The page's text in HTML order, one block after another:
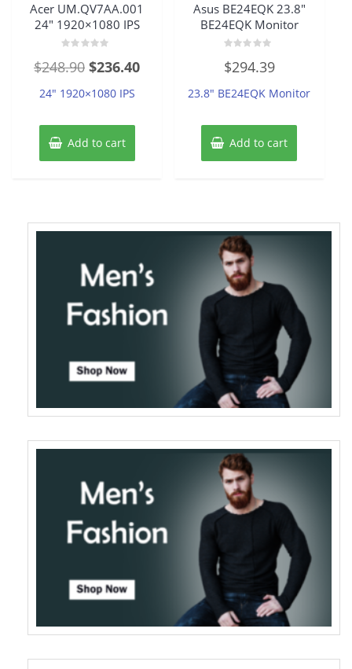
Acer UM.QV7AA.001
24″ 1920×1080 IPS
0
5
$248.90 Original
price
$248.90.
$236.40Current
24″ 1920×1080 IPS
Add to cart
Asus BE24EQK 23.8″
BE24EQK Monitor
0
out
5
$294.39
23.8″ BE24EQK Monitor
Add to cart